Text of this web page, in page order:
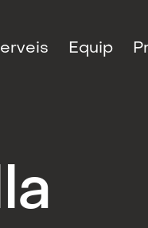
Equip